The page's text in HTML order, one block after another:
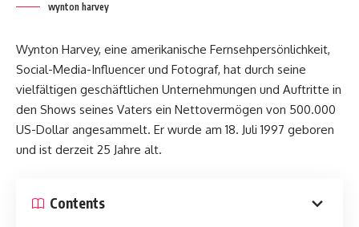
wynton harvey
Wynton Harvey, eine amerikanische Fernsehpersönlichkeit,
Social-Media-Influencer und Fotograf, hat durch seine
vielfältigen geschäftlichen Unternehmungen und Auftritte in
den Shows seines Vaters ein Nettovermögen von 500.000
US-Dollar angesammelt. Er wurde am 18. Juli 1997 geboren
und ist derzeit 25 Jahre alt.
Contents